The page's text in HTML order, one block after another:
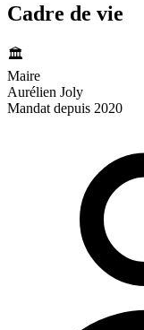
Cadre de vie
🏛️
Maire
Aurélien Joly
Mandat depuis 2020